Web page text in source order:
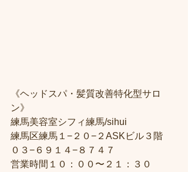
《ヘッドスパ・髪質改善特化型サロ
ン》
練馬美容室シフィ練馬/sihui
練馬区練馬１−２０−２ASKビル３階
０３−６９１４−８７４７
営業時間１０：００〜２１：３０